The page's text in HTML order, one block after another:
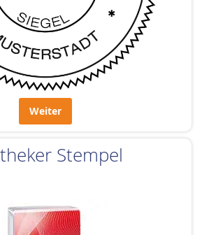
Weiter
Stempel